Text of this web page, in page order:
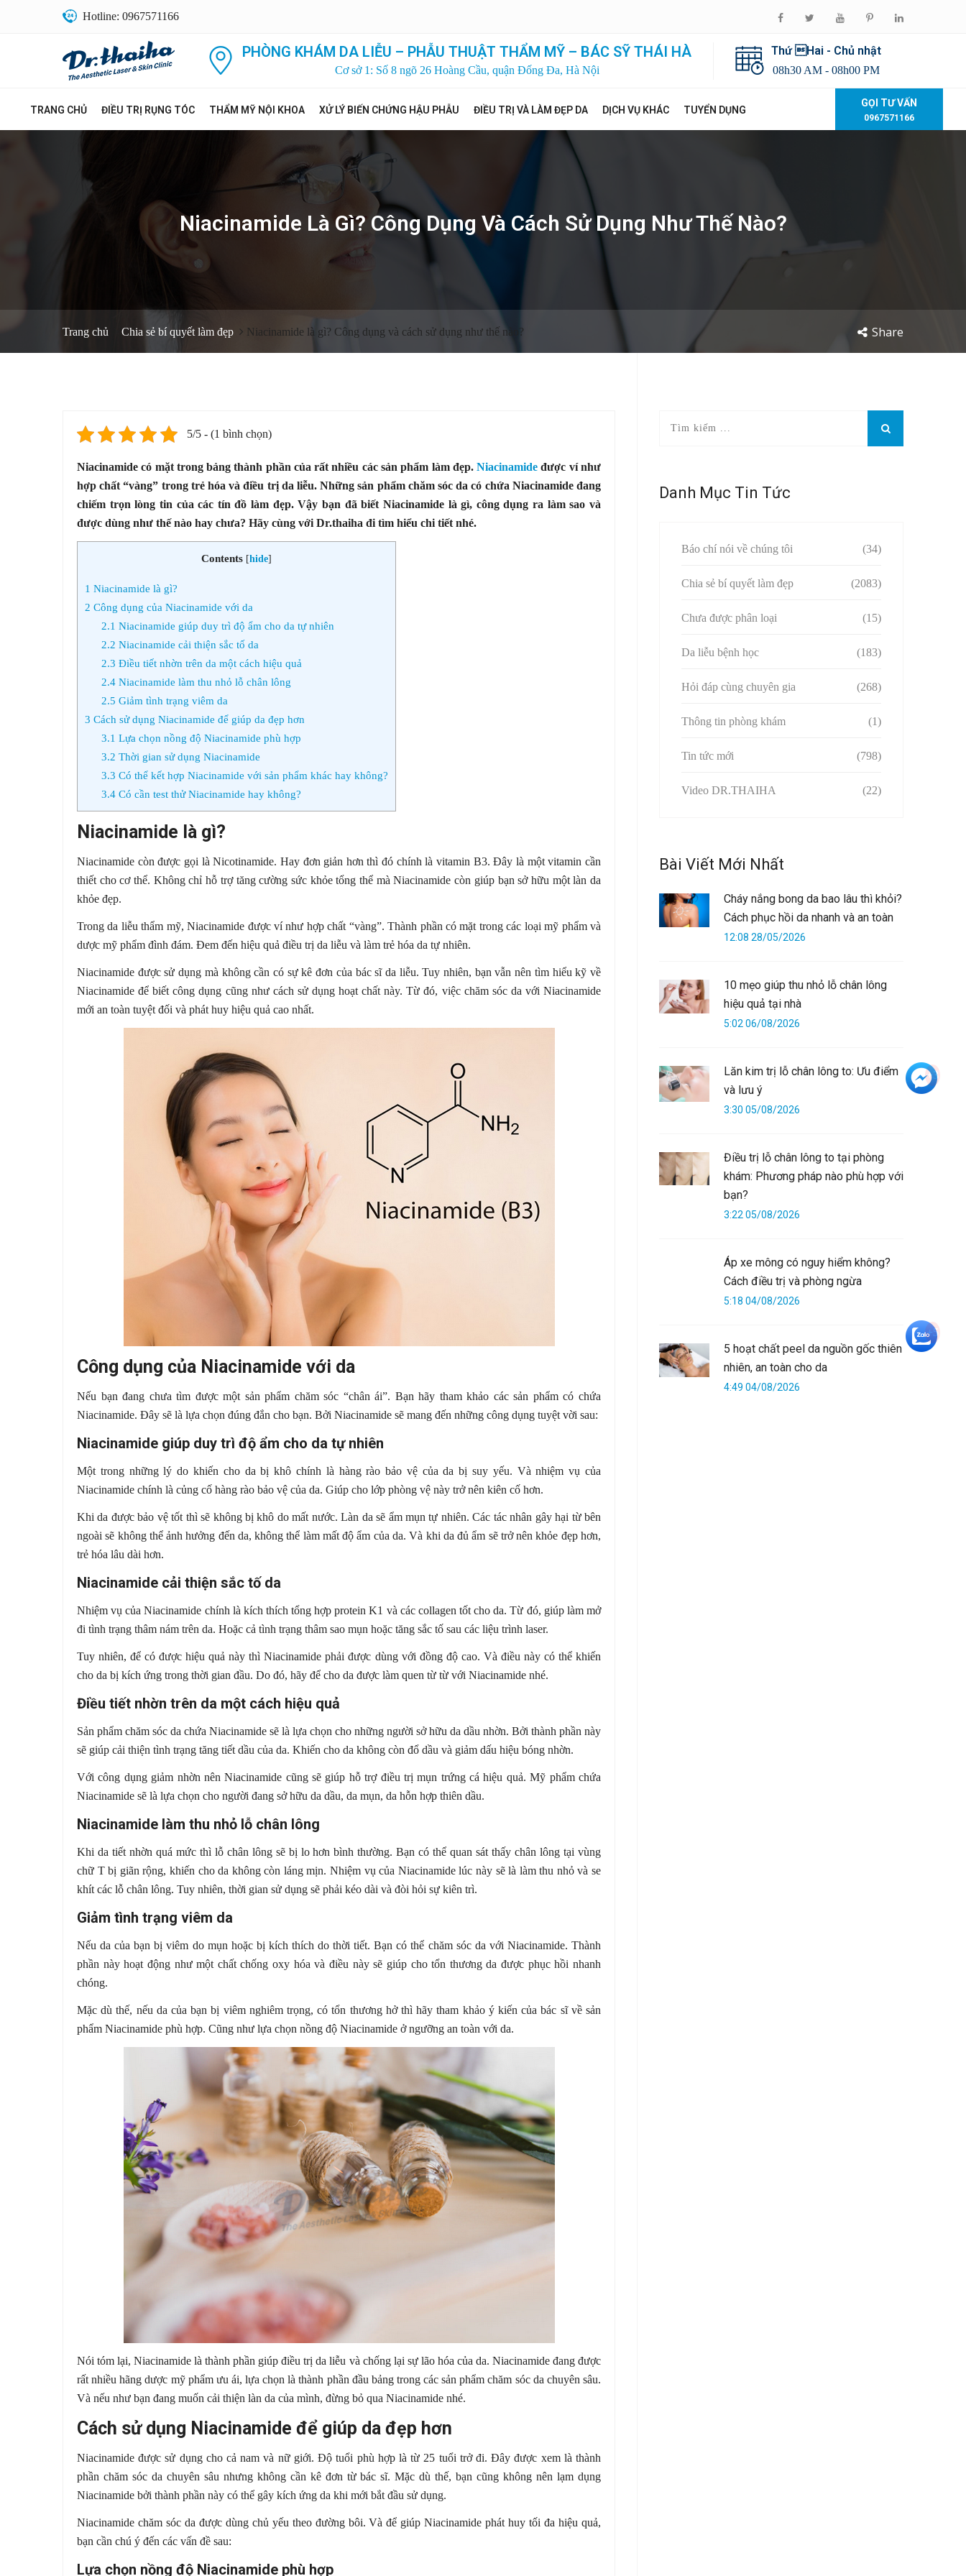
Hotline: 0967571166
PHÒNG KHÁM DA LIỄU – PHẪU THUẬT THẨM MỸ – BÁC SỸ THÁI HÀ
Cơ sở 1: Số 8 ngõ 26 Hoàng Cầu, quận Đống Đa, Hà Nội
Thứ Hai - Chủ nhật
08h30 AM - 08h00 PM
TRANG CHỦ ĐIỀU TRỊ RỤNG TÓC THẨM MỸ NỘI KHOA XỬ LÝ BIẾN CHỨNG HẬU PHẪU ĐIỀU TRỊ VÀ LÀM ĐẸP DA DỊCH VỤ KHÁC TUYỂN DỤNG
GỌI TƯ VẤN
0967571166
Niacinamide Là Gì? Công Dụng Và Cách Sử Dụng Như Thế Nào?
Trang chủ Chia sẻ bí quyết làm đẹp Niacinamide là gì? Công dụng và cách sử dụng như thế nào? Share
5/5 - (1 bình chọn)
Niacinamide có mặt trong bảng thành phần của rất nhiều các sản phẩm làm đẹp.Niacinamide được ví như
hợp chất “vàng” trong trẻ hóa và điều trị da liễu. Những sản phẩm chăm sóc da có chứa Niacinamide đang
chiếm trọn lòng tin của các tín đồ làm đẹp. Vậy bạn đã biết Niacinamide là gì, công dụng ra làm sao và
được dùng như thế nào hay chưa? Hãy cùng với Dr.thaiha đi tìm hiểu chi tiết nhé.
Contents [hide]
1 Niacinamide là gì?
2 Công dụng của Niacinamide với da
2.1 Niacinamide giúp duy trì độ ẩm cho da tự nhiên
2.2 Niacinamide cải thiện sắc tố da
2.3 Điều tiết nhờn trên da một cách hiệu quả
2.4Niacinamide làm thu nhỏ lỗ chân lông
2.5 Giảm tình trạng viêm da
3 Cách sử dụng Niacinamide để giúp da đẹp hơn
3.1 Lựa chọn nồng độ Niacinamide phù hợp
3.2 Thời gian sử dụng Niacinamide
3.3 Có thể kết hợp Niacinamide với sản phẩm khác hay không?
3.4Có cần test thử Niacinamide hay không?
Niacinamide là gì?
Niacinamide còn được gọi là Nicotinamide. Hay đơn giản hơn thì đó chính là vitamin B3. Đây là một vitamin cần
thiết cho cơ thể. Không chỉ hỗ trợ tăng cường sức khỏe tổng thể mà Niacinamide còn giúp bạn sở hữu một làn da
khỏe đẹp.
Trong da liễu thẩm mỹ, Niacinamide được ví như hợp chất “vàng”. Thành phần có mặt trong các loại mỹ phẩm và
dược mỹ phẩm đình đám. Đem đến hiệu quả điều trị da liễu và làm trẻ hóa da tự nhiên.
Niacinamide được sử dụng mà không cần có sự kê đơn của bác sĩ da liễu. Tuy nhiên, bạn vẫn nên tìm hiểu kỹ về
Niacinamide để biết công dụng cũng như cách sử dụng hoạt chất này. Từ đó, việc chăm sóc da với Niacinamide
mới an toàn tuyệt đối và phát huy hiệu quả cao nhất.
Công dụng của Niacinamide với da
Nếu bạn đang chưa tìm được một sản phẩm chăm sóc “chân ái”. Bạn hãy tham khảo các sản phẩm có chứa
Niacinamide. Đây sẽ là lựa chọn đúng đắn cho bạn. Bởi Niacinamide sẽ mang đến những công dụng tuyệt vời sau:
Niacinamide giúp duy trì độ ẩm cho da tự nhiên
Một trong những lý do khiến cho da bị khô chính là hàng rào bảo vệ của da bị suy yếu. Và nhiệm vụ của
Niacinamide chính là củng cố hàng rào bảo vệ của da. Giúp cho lớp phòng vệ này trở nên kiên cố hơn.
Khi da được bảo vệ tốt thì sẽ không bị khô do mất nước. Làn da sẽ ẩm mụn tự nhiên. Các tác nhân gây hại từ bên
ngoài sẽ không thể ảnh hưởng đến da, không thể làm mất độ ẩm của da. Và khi da đủ ẩm sẽ trở nên khỏe đẹp hơn,
trẻ hóa lâu dài hơn.
Niacinamide cải thiện sắc tố da
Nhiệm vụ của Niacinamide chính là kích thích tổng hợp protein K1 và các collagen tốt cho da. Từ đó, giúp làm mở
đi tình trạng thâm nám trên da. Hoặc cả tình trạng thâm sao mụn hoặc tăng sắc tố sau các liệu trình laser.
Tuy nhiên, để có được hiệu quả này thì Niacinamide phải được dùng với đồng độ cao. Và điều này có thể khiến
cho da bị kích ứng trong thời gian đầu. Do đó, hãy để cho da được làm quen từ từ với Niacinamide nhé.
Điều tiết nhờn trên da một cách hiệu quả
Sản phẩm chăm sóc da chứa Niacinamide sẽ là lựa chọn cho những người sở hữu da dầu nhờn. Bởi thành phần này
sẽ giúp cải thiện tình trạng tăng tiết dầu của da. Khiến cho da không còn đổ dầu và giảm dấu hiệu bóng nhờn.
Với công dụng giảm nhờn nên Niacinamide cũng sẽ giúp hỗ trợ điều trị mụn trứng cá hiệu quả. Mỹ phẩm chứa
Niacinamide sẽ là lựa chọn cho người đang sở hữu da dầu, da mụn, da hỗn hợp thiên dầu.
Niacinamide làm thu nhỏ lỗ chân lông
Khi da tiết nhờn quá mức thì lỗ chân lông sẽ bị lo hơn bình thường. Bạn có thể quan sát thấy chân lông tại vùng
chữ T bị giãn rộng, khiến cho da không còn láng mịn. Nhiệm vụ của Niacinamide lúc này sẽ là làm thu nhỏ và se
khít các lỗ chân lông. Tuy nhiên, thời gian sử dụng sẽ phải kéo dài và đòi hỏi sự kiên trì.
Giảm tình trạng viêm da
Nếu da của bạn bị viêm do mụn hoặc bị kích thích do thời tiết. Bạn có thể chăm sóc da với Niacinamide. Thành
phần này hoạt động như một chất chống oxy hóa và điều này sẽ giúp cho tổn thương da được phục hồi nhanh
chóng.
Mặc dù thế, nếu da của bạn bị viêm nghiêm trọng, có tổn thương hở thì hãy tham khảo ý kiến của bác sĩ về sản
phẩm Niacinamide phù hợp. Cũng như lựa chọn nồng độ Niacinamide ở ngưỡng an toàn với da.
Nói tóm lại, Niacinamide là thành phần giúp điều trị da liễu và chống lại sự lão hóa của da. Niacinamide đang được
rất nhiều hãng dược mỹ phẩm ưu ái, lựa chọn là thành phần đầu bảng trong các sản phẩm chăm sóc da chuyên sâu.
Và nếu như bạn đang muốn cải thiện làn da của mình, đừng bỏ qua Niacinamide nhé.
Cách sử dụng Niacinamide để giúp da đẹp hơn
Niacinamide được sử dụng cho cả nam và nữ giới. Độ tuổi phù hợp là từ 25 tuổi trở đi. Đây được xem là thành
phần chăm sóc da chuyên sâu nhưng không cần kê đơn từ bác sĩ. Mặc dù thế, bạn cũng không nên lạm dụng
Niacinamide bởi thành phần này có thể gây kích ứng da khi mới bắt đầu sử dụng.
Niacinamide chăm sóc da được dùng chủ yếu theo đường bôi. Và để giúp Niacinamide phát huy tối đa hiệu quả,
bạn cần chú ý đến các vấn đề sau:
Lựa chọn nồng độ Niacinamide phù hợp
Danh Mục Tin Tức
Báo chí nói về chúng tôi (34)
Chia sẻ bí quyết làm đẹp (2083)
Chưa được phân loại (15)
Da liễu bệnh học (183)
Hỏi đáp cùng chuyên gia (268)
Thông tin phòng khám (1)
Tin tức mới (798)
Video DR.THAIHA (22)
Bài Viết Mới Nhất
Cháy nắng bong da bao lâu thì khỏi?
Cách phục hồi da nhanh và an toàn
12:08 28/05/2026
10 mẹo giúp thu nhỏ lỗ chân lông
hiệu quả tại nhà
5:02 06/08/2026
Lăn kim trị lỗ chân lông to: Ưu điểm
và lưu ý
3:30 05/08/2026
Điều trị lỗ chân lông to tại phòng
khám: Phương pháp nào phù hợp với
bạn?
3:22 05/08/2026
Áp xe mông có nguy hiểm không?
Cách điều trị và phòng ngừa
5:18 04/08/2026
5 hoạt chất peel da nguồn gốc thiên
nhiên, an toàn cho da
4:49 04/08/2026
+3
+5